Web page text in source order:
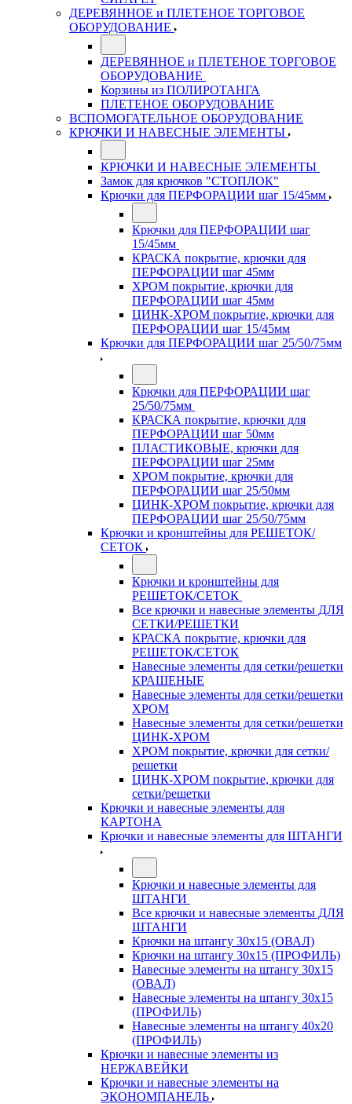
ДЕРЕВЯННОЕ и ПЛЕТЕНОЕ ТОРГОВОЕ
ОБОРУДОВАНИЕ
ДЕРЕВЯННОЕ и ПЛЕТЕНОЕ ТОРГОВОЕ
ОБОРУДОВАНИЕ
Корзины из ПОЛИРОТАНГА
ПЛЕТЕНОЕ ОБОРУДОВАНИЕ
ВСПОМОГАТЕЛЬНОЕ ОБОРУДОВАНИЕ
КРЮЧКИ И НАВЕСНЫЕ ЭЛЕМЕНТЫ
КРЮЧКИ И НАВЕСНЫЕ ЭЛЕМЕНТЫ
Замок для крючков "СТОПЛОК"
Крючки для ПЕРФОРАЦИИ шаг 15/45мм
Крючки для ПЕРФОРАЦИИ шаг
15/45мм
КРАСКА покрытие, крючки для
ПЕРФОРАЦИИ шаг 45мм
ХРОМ покрытие, крючки для
ПЕРФОРАЦИИ шаг 45мм
ЦИНК-ХРОМ покрытие, крючки для
ПЕРФОРАЦИИ шаг 15/45мм
Крючки для ПЕРФОРАЦИИ шаг 25/50/75мм
Крючки для ПЕРФОРАЦИИ шаг
25/50/75мм
КРАСКА покрытие, крючки для
ПЕРФОРАЦИИ шаг 50мм
ПЛАСТИКОВЫЕ, крючки для
ПЕРФОРАЦИИ шаг 25мм
ХРОМ покрытие, крючки для
ПЕРФОРАЦИИ шаг 25/50мм
ЦИНК-ХРОМ покрытие, крючки для
ПЕРФОРАЦИИ шаг 25/50/75мм
Крючки и кронштейны для РЕШЕТОК/
СЕТОК
Крючки и кронштейны для
РЕШЕТОК/СЕТОК
Все крючки и навесные элементы ДЛЯ
СЕТКИ/РЕШЕТКИ
КРАСКА покрытие, крючки для
РЕШЕТОК/СЕТОК
Навесные элементы для сетки/решетки
КРАШЕНЫЕ
Навесные элементы для сетки/решетки
ХРОМ
Навесные элементы для сетки/решетки
ЦИНК-ХРОМ
ХРОМ покрытие, крючки для сетки/
решетки
ЦИНК-ХРОМ покрытие, крючки для
сетки/решетки
Крючки и навесные элементы для
КАРТОНА
Крючки и навесные элементы для ШТАНГИ
Крючки и навесные элементы для
ШТАНГИ
Все крючки и навесные элементы ДЛЯ
ШТАНГИ
Крючки на штангу 30х15 (ОВАЛ)
Крючки на штангу 30х15 (ПРОФИЛЬ)
Навесные элементы на штангу 30х15
(ОВАЛ)
Навесные элементы на штангу 30х15
(ПРОФИЛЬ)
Навесные элементы на штангу 40х20
(ПРОФИЛЬ)
Крючки и навесные элементы из
НЕРЖАВЕЙКИ
Крючки и навесные элементы на
ЭКОНОМПАНЕЛЬ